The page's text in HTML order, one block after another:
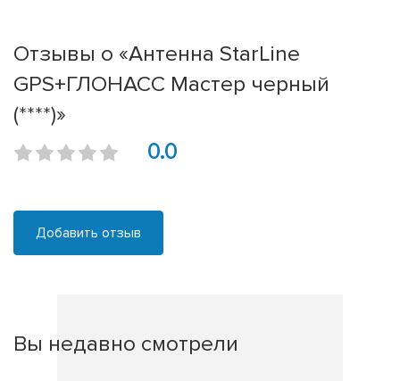
Отзывы о «Антенна StarLine
GPS+ГЛОНАСС Мастер черный
(****)»
0.0
Добавить отзыв
Вы недавно смотрели